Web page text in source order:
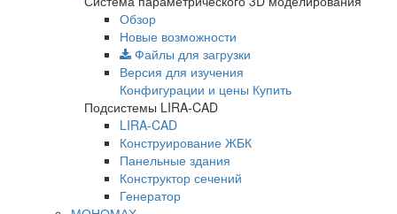
Обзор
Новые возможности
Файлы для загрузки
Версия для изучения
Конфигурации и цены Купить
Подсистемы LIRA-CAD
LIRA-CAD
Конструирование ЖБК
Панельные здания
Конструктор сечений
Генератор